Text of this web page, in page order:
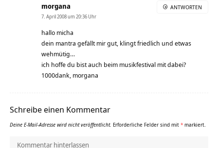
morgana
7. April 2008 um 20:36 Uhr
hallo micha
dein mantra gefällt mir gut, klingt friedlich und etwas
wehmütig…
ich hoffe du bist auch beim musikfestival mit dabei?
1000dank, morgana
ANTWORTEN
Schreibe einen Kommentar
Deine E-Mail-Adresse wird nicht veröffentlicht. Erforderliche Felder sind mit * markiert.